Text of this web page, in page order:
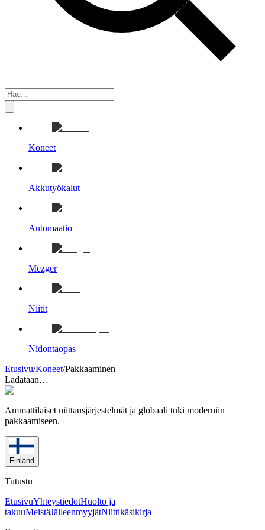
Koneet
Akkutyökalut
Automaatio
Mezger
Niitit
Nidontaopas
Etusivu/Koneet/Pakkaaminen
Ladataan…
Ammattilaiset niittausjärjestelmät ja globaali tuki moderniin
pakkaamiseen.
Finland
Tutustu
EtusivuYhteystiedotHuolto ja
takuuMeistäJälleenmyyjätNiittikäsikirja